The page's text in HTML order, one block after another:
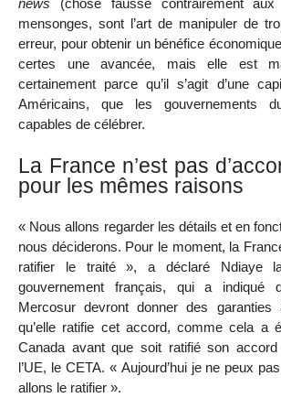
news (chose fausse contrairement aux
mensonges, sont l’art de manipuler de
erreur, pour obtenir un bénéfice
certes une avancée, mais elle est
certainement parce qu’il s’agit d’une
Américains, que les gouvernements
capables de célébrer.
La France n’est pas
pour les mêmes raisons
« Nous allons regarder les détails et en
nous déciderons. Pour le moment, la
ratifier le traité », a déclaré Ndiaye
gouvernement français, qui a
Mercosur devront donner des
qu’elle ratifie cet accord, comme cela a
Canada avant que soit ratifié son
l’UE, le CETA. « Aujourd’hui je ne peux
allons le ratifier ».